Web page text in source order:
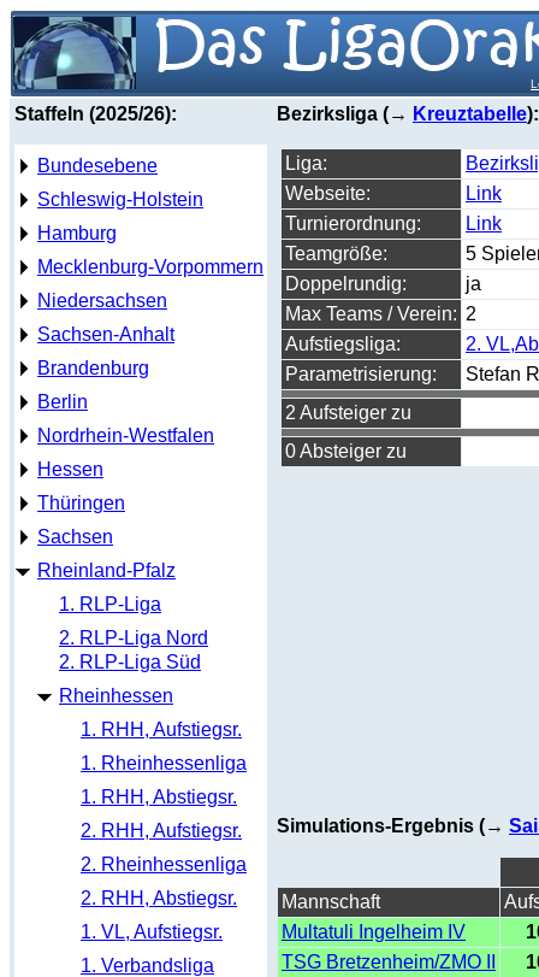
Staffeln (2025/26):
Bundesebene
Schleswig-Holstein
Hamburg
Mecklenburg-Vorpommern
Niedersachsen
Sachsen-Anhalt
Brandenburg
Berlin
Nordrhein-Westfalen
Hessen
Thüringen
Sachsen
Rheinland-Pfalz
1. RLP-Liga
2. RLP-Liga Nord
2. RLP-Liga Süd
Rheinhessen
1. RHH, Aufstiegsr.
1. Rheinhessenliga
1. RHH, Abstiegsr.
2. RHH, Aufstiegsr.
2. Rheinhessenliga
2. RHH, Abstiegsr.
1. VL, Aufstiegsr.
1. Verbandsliga
Bezirksliga (→ Kreuztabelle):
Liga:
Webseite:
Link
Turnierordnung:
Link
Teamgröße:
5
Doppelrundig:
ja
Max Teams / Verein: 2
Aufstiegsliga:
2.
Parametrisierung:
Stefan
2 Aufsteiger zu
0 Absteiger zu
Simulations-Ergebnis (→
Mannschaft
Multatuli Ingelheim IV
TSG Bretzenheim/ZMO II